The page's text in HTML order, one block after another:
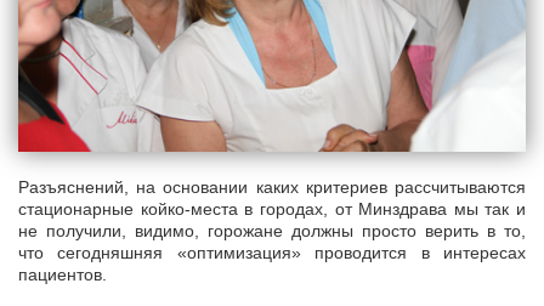
Разъяснений, на основании каких критериев рассчитываются
стационарные койко-места в городах, от Минздрава мы так и
не получили, видимо, горожане должны просто верить в то,
что сегодняшняя «оптимизация» проводится в интересах
пациентов.